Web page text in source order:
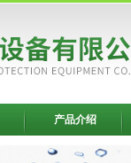
产品介绍